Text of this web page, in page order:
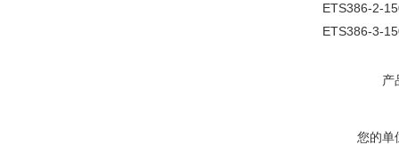
ETS386-2-
ETS386-3-
产
您的单